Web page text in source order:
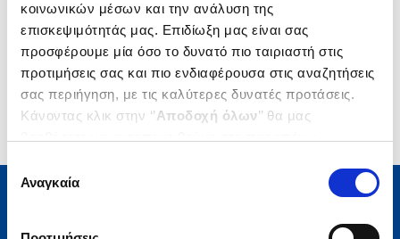
κοινωνικών μέσων και την ανάλυση της
επισκεψιμότητάς μας. Επιδίωξη μας είναι σας
προσφέρουμε μία όσο το δυνατό πιο ταιριαστή στις
προτιμήσεις σας και πιο ενδιαφέρουσα στις αναζητήσεις
σας περιήγηση, με τις καλύτερες δυνατές προτάσεις.
Κάνοντας κλικ στην ‘’Αποδοχή όλων’’ θα μας
ενδιαφέρουν και να επιλέξετε από τα παρακάτω με την
΄΄και να ενημερωθείτε σχετικά με
Επιλογή
συγκατάθεσης
Αναγκαία